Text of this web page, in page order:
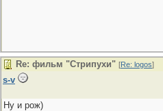
Re: фильм "Стрипухи" [Re: logos]
s-v
Ну и рож)